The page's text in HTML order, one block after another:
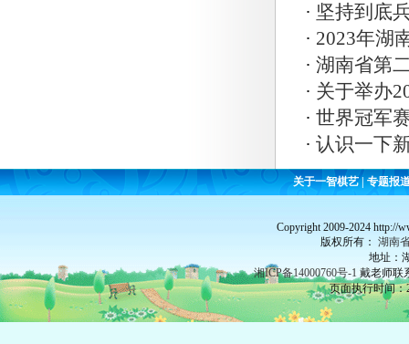
· 坚持到底
· 2023年湖
· 湖南省第
· 关于举办
· 世界冠军
· 认识一下
关于一智棋艺 专题报
Copyright 2009-2024 http://
版权所有： 湖南
地址：
湘ICP备14000760号-1 戴老师联
页面执行时间